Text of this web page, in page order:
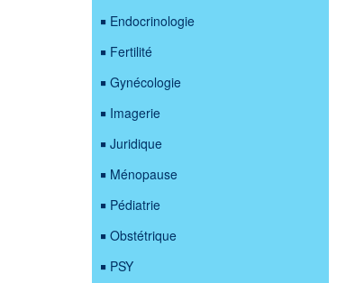
Endocrinologie
Fertilité
Gynécologie
Imagerie
Juridique
Ménopause
Pédiatrie
Obstétrique
PSY